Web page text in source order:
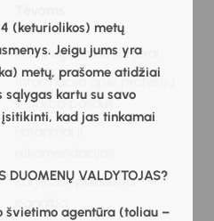
(keturiolikos) metų
Jeigu jums yra
metų, prašome atidžiai
sąlygas kartu su savo
kad jas tinkamai
DUOMENŲ VALDYTOJAS?
švietimo agentūra (toliau –
Vaiko ugdymas karjerai
Informacija apie profesijų
ir darbo pasaulį
Karjeros specialisto
pagalba